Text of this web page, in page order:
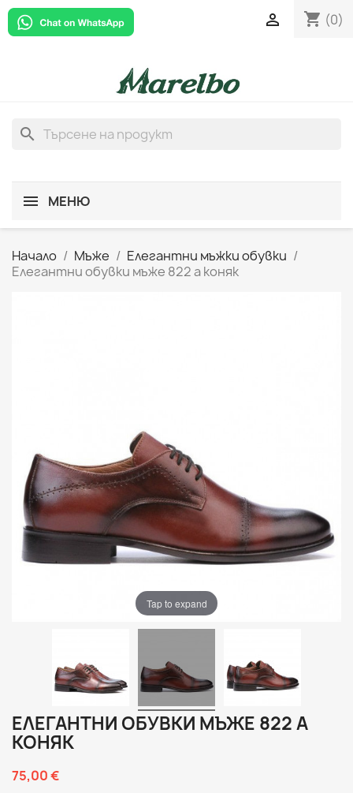
shopping_cart (0)

search
МЕНЮ
Начало Мъже
Елегантни мъжки обувки
Елегантни обувки мъже 822 a коняк
Tap to expand
ЕЛЕГАНТНИ ОБУВКИ МЪЖЕ 822 A
КОНЯК
75,00 €